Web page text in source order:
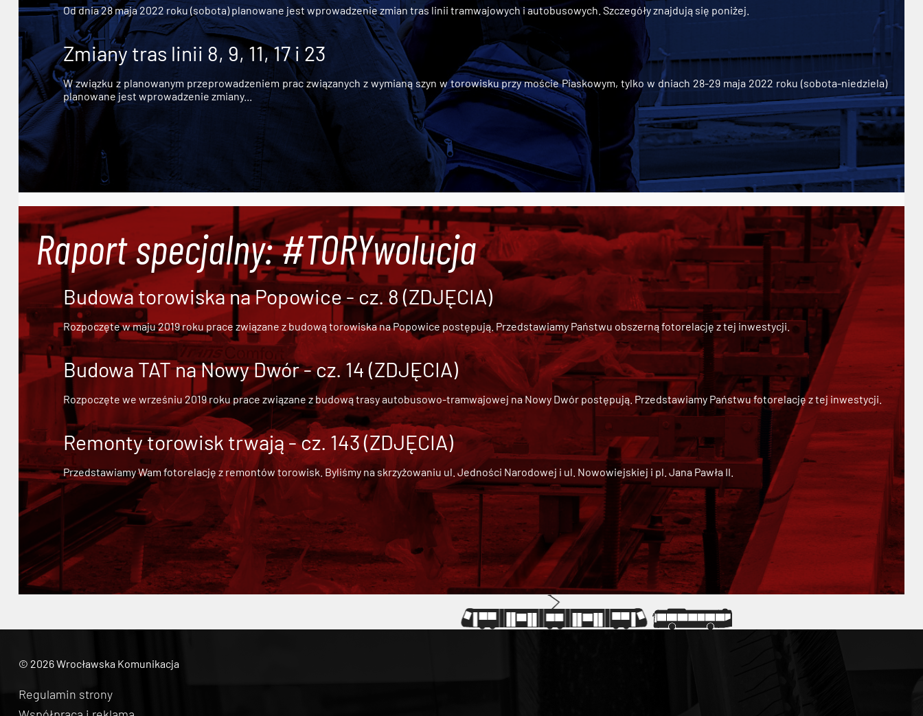
Od dnia 28 maja 2022 roku (sobota) planowane jest wprowadzenie zmian tras linii tramwajowych i autobusowych. Szczegóły znajdują się poniżej.
Zmiany tras linii 8, 9, 11, 17 i 23
W związku z planowanym przeprowadzeniem prac związanych z wymianą szyn w torowisku przy moście Piaskowym, tylko w dniach 28-29 maja 2022 roku (sobota-niedziela)
planowane jest wprowadzenie zmiany...
Raport specjalny: #TORYwolucja
Budowa torowiska na Popowice - cz. 8 (ZDJĘCIA)
Rozpoczęte w maju 2019 roku prace związane z budową torowiska na Popowice postępują. Przedstawiamy Państwu obszerną fotorelację z tej inwestycji.
Budowa TAT na Nowy Dwór - cz. 14 (ZDJĘCIA)
Rozpoczęte we wrześniu 2019 roku prace związane zbudową trasy autobusowo-tramwajowej na Nowy Dwórpostępują. Przedstawiamy Państwu fotorelację z tej inwestycji.
Remonty torowisk trwają - cz. 143 (ZDJĘCIA)
Przedstawiamy Wam fotorelację z remontów torowisk. Byliśmy na skrzyżowaniu ul. Jedności Narodowej i ul. Nowowiejskiej i pl. Jana Pawła II.
© 2026 Wrocławska Komunikacja
Regulamin strony